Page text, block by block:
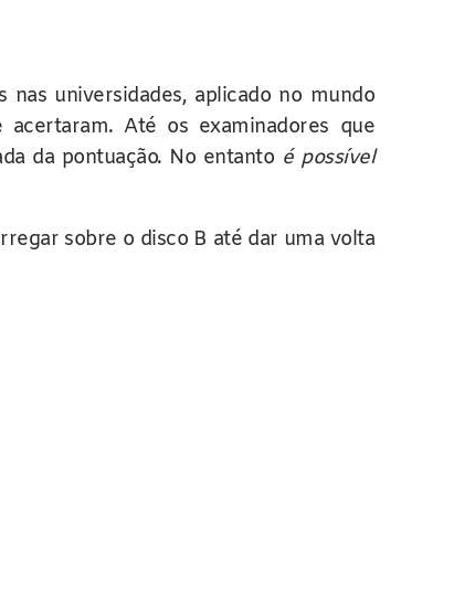
nas universidades, aplicado no mundo
Até os examinadores que
da pontuação. No entanto é possível
sobre o disco B até dar uma volta